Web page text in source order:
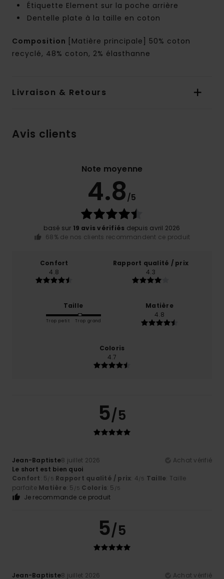
Étiquette Element sur la poche arrière
Dentelle plate à la taille en coton
Composition
[Matière principale] 50% coton
recyclé, 48% coton, 2% élasthanne
Livraison & Retours
Avis clients
Note moyenne
4.8/5
basé sur 19 avis vérifiés depuis avril 2026
68% de nos clients recommandent ce produit
Confort
4.8
Rapport qualité / prix
4.3
Taille
Trop petit Trop grand
Matière
4.8
Coloris
4.7
5/5
Jean-Baptiste8 juillet 2026
Achat vérifié
Le short est bien quoi
Confort: 5/5 Rapport qualité / prix: 4/5 Taille: Taille
parfaite Matière: 5 /5 Coloris: 5 /5
Je recommande ce produit
5/5
Jean-Baptiste8 juillet 2026 Achat vérifié